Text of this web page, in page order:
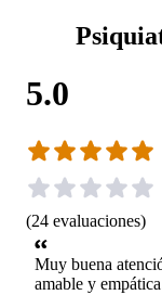
5.0
(24 evaluaciones)
Muy buena
amable y